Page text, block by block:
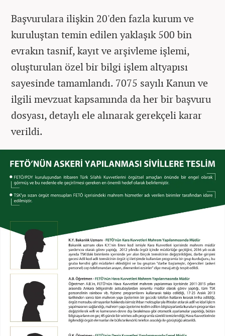
Başvurulara ilişkin 20'den fazla kurum ve
kuruluştan temin edilen yaklaşık 500 bin
evrakın tasnif, kayıt ve arşivleme işlemi,
oluşturulan özel bir bilgi işlem altyapısı
sayesinde tamamlandı. 7075 sayılı Kanun ve
ilgili mevzuat kapsamında da her bir başvuru
dosyası, detaylı ele alınarak gerekçeli karar
verildi.